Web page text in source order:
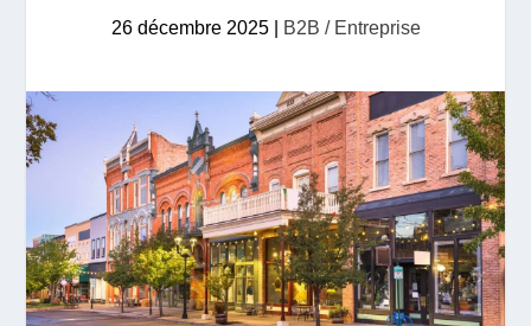
26 décembre 2025| B2B / Entreprise